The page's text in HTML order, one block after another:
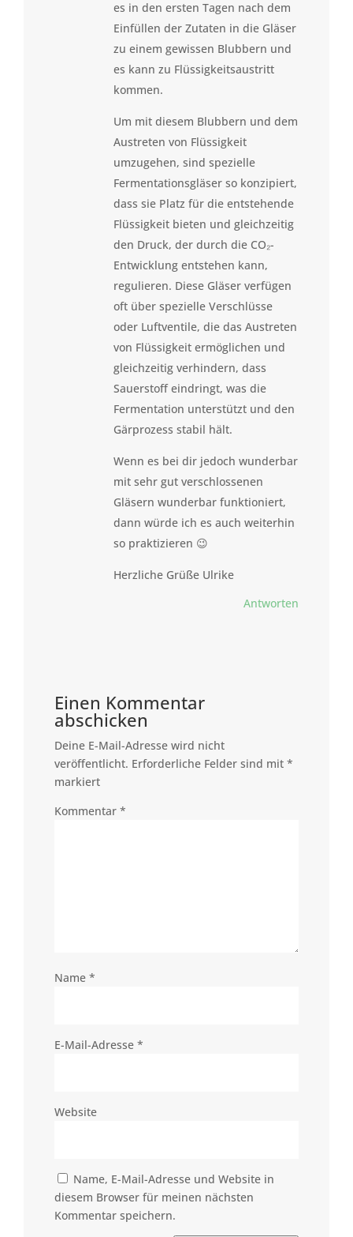
es in den ersten Tagen nach dem
Einfüllen der Zutaten in die Gläser
zu einem gewissen Blubbern und
es kann zu Flüssigkeitsaustritt
kommen.
Um mit diesem Blubbern und dem
Austreten von Flüssigkeit
umzugehen, sind spezielle
Fermentationsgläser so konzipiert,
dass sie Platz für die entstehende
Flüssigkeit bieten und gleichzeitig
den Druck, der durch die CO₂-
Entwicklung entstehen kann,
regulieren. Diese Gläser verfügen
oft über spezielle Verschlüsse
oder Luftventile, die das Austreten
von Flüssigkeit ermöglichen und
gleichzeitig verhindern, dass
Sauerstoff eindringt, was die
Fermentation unterstützt und den
Gärprozess stabil hält.
Wenn es bei dir jedoch wunderbar
mit sehr gut verschlossenen
Gläsern wunderbar funktioniert,
dann würde ich es auch weiterhin
so praktizieren 😉
Herzliche Grüße Ulrike
Antworten
Einen Kommentar
abschicken
Deine E-Mail-Adresse wird nicht
veröffentlicht. Erforderliche Felder sind mit *
markiert
Kommentar *
Name *
E-Mail-Adresse *
Website
Name, E-Mail-Adresse und Website in
diesem Browser für meinen nächsten
Kommentar speichern.